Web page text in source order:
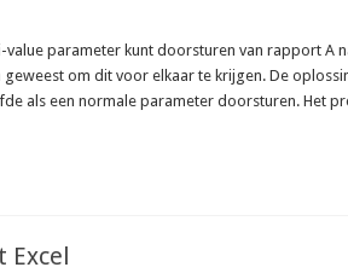
parameter kunt doorsturen van rapport A
om dit voor elkaar te krijgen. De
als een normale parameter doorsturen. Het
Excel